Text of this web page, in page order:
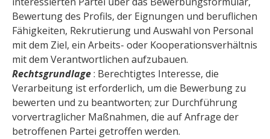
Bewertung des Profils, der Eignungen und beruflichen
Fähigkeiten, Rekrutierung und Auswahl von Personal
mit dem Ziel, ein Arbeits- oder Kooperationsverhältnis
mit dem Verantwortlichen aufzubauen.
Rechtsgrundlage: Berechtigtes Interesse, die
Verarbeitung ist erforderlich, um die Bewerbung zu
bewerten und zu beantworten; zur Durchführung
vorvertraglicher Maßnahmen, die auf Anfrage der
betroffenen Partei getroffen werden.